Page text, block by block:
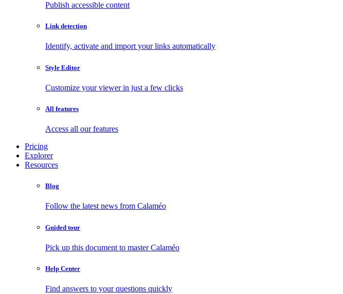
Publish accessible content
Link detection
Identify, activate and import your links automatically
Style Editor
Customize your viewer in just a few clicks
All features
Access all our features
Pricing
Explorer
Resources
Blog
Follow the latest news from Calaméo
Guided tour
Pick up this document to master Calaméo
Help Center
Find answers to your questions quickly